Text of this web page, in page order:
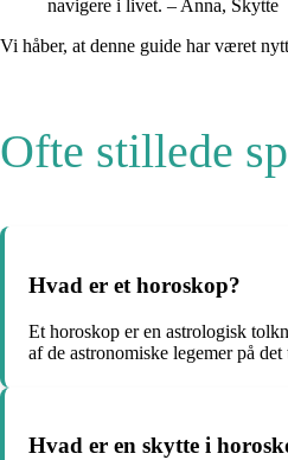
navigere i livet. – Anna, Skytte
Vi håber, at denne guide har været
Ofte stillede
Hvad er et horoskop?
Et horoskop er en astrologisk
af de astronomiske legemer på
Hvad er en skytte i